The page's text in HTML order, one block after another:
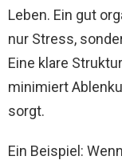
Leben. Ein gut
nur Stress,
Eine klare
minimiert
sorgt.
Ein Beispiel: